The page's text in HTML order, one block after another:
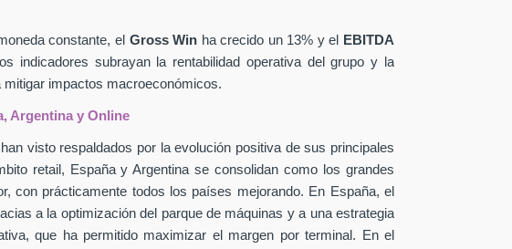
constante, el Gross Win ha crecido un 13% y el
EBITDA
indicadores subrayan la rentabilidad operativa del grupo y la
impactos macroeconómicos.
Argentina y Online
visto respaldados por la evolución positiva de sus principales
retail, España y Argentina se consolidan como los grandes
con prácticamente todos los países mejorando. En España, el
a la optimización del parque de máquinas y a una estrategia
que ha permitido maximizar el margen por terminal. En el